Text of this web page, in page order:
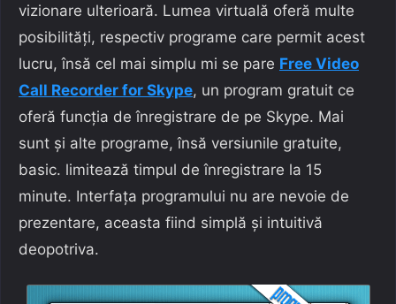
vizionare ulterioară. Lumea virtuală oferă multe
posibilități, respectiv programe care permit acest
lucru, însă cel mai simplu mi se pare Free Video
Call Recorder for Skype, un program gratuit ce
oferă funcția de înregistrare de pe Skype. Mai
sunt și alte programe, însă versiunile gratuite,
basic. limitează timpul de înregistrare la 15
minute. Interfața programului nu are nevoie de
prezentare, aceasta fiind simplă și intuitivă
deopotriva.